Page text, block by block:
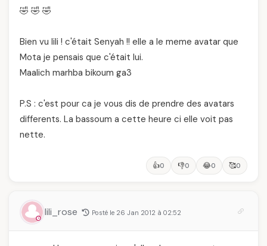
🤣 🤣 🤣
Bien vu lili ! c'était Senyah !! elle a le meme avatar que
Mota je pensais que c'était lui.
Maalich marhba bikoum ga3
P.S : c'est pour ca je vous dis de prendre des avatars
differents. La bassoum a cette heure ci elle voit pas
nette.
👍0 👎0 😂0 🥰0
lili_rose Posté le 26 Jan 2012 à 02:52